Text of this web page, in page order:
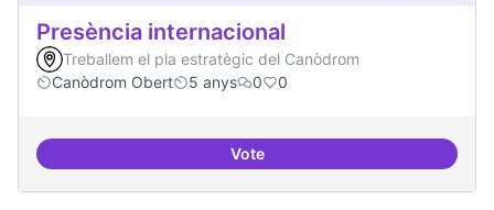
Presència internacional
Treballem el pla estratègic del Canòdrom
Canòdrom Obert
5 anys 0 0
VotePresència internacional